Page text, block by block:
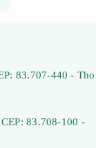
83.707-440 -
83.708-100 -